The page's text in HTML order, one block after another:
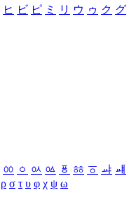
ヒ ビ ピ ミ リ ウ ゥ ク グ
ㆀ ㆁ ㆂ ㆃ ㆄ ㆅ ㆆ ㆇ ㆈ
ρ σ τ υ φ χ ψ ω